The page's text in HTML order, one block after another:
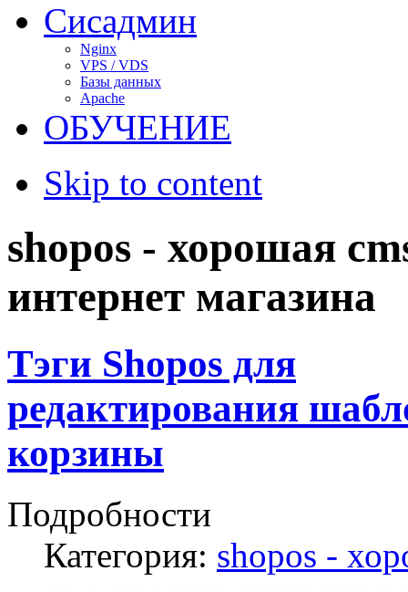
Сисадмин
Nginx
VPS / VDS
Базы данных
Apache
ОБУЧЕНИЕ
Skip to content
shopos - хорошая
интернет магазина
Тэги Shopos для
редактирования
корзины
Подробности
Категория: shopos -